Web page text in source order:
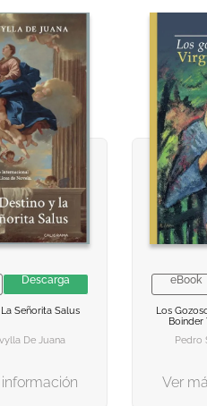
Descarga
Señorita Salus
De Juana
eBook
Los
Boinder
Pedro
Ver